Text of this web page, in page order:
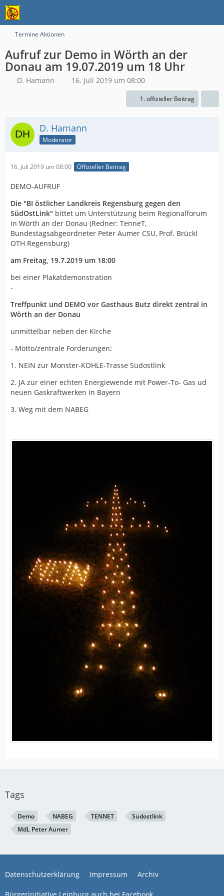
Termine Aktionen
Aufruf zur Demo in Wörth an der
Donau am 19.07.2019 um 18 Uhr
D. Hamann 16. Juli 2019 um 08:00
1. offizieller Beitrag
D. Hamann
Moderator
16. Juli 2019 um 08:00 Offizieller Beitrag
DEMO-AUFRUF
Die "BI östlicher Landkreis Regensburg gegen den
SüdOstLink" bittet um Unterstützung beim Regionalforum
in Wörth an der Donau (Redner: TenneT,
Bundestagsabgeordneter Peter Aumer CSU, Prof. Brückl
OTH Regensburg)
am Freitag, 19.7.2019 um 18:00
bei einer Plakatdemonstration
-
Treffpunkt und DEMO vor Gasthaus Butz direkt zentral in
Wörth an der Donau
unmittelbar neben der Kirche
- Motto/zentrale Forderungen:
1. NEIN zur Monster-KOHLE-Trasse Südostlink
2. JA zur einer echten Energiewende mit Power-To- Gas ud
neuen Gaskraftwerken in Bayern
3. Weg mit dem NABEG
Tags
Demo NABEG TENNET
Südostlink
MdL Peter Aumer
Datenschutzerklärung Impressum Archiv